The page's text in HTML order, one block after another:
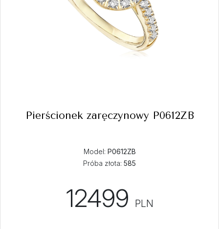
Pierścionek zaręczynowy P0612ZB
Model: P0612ZB
Próba złota: 585
12499 PLN